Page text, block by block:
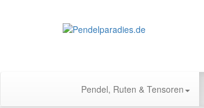
Pendel, Ruten & Tensoren